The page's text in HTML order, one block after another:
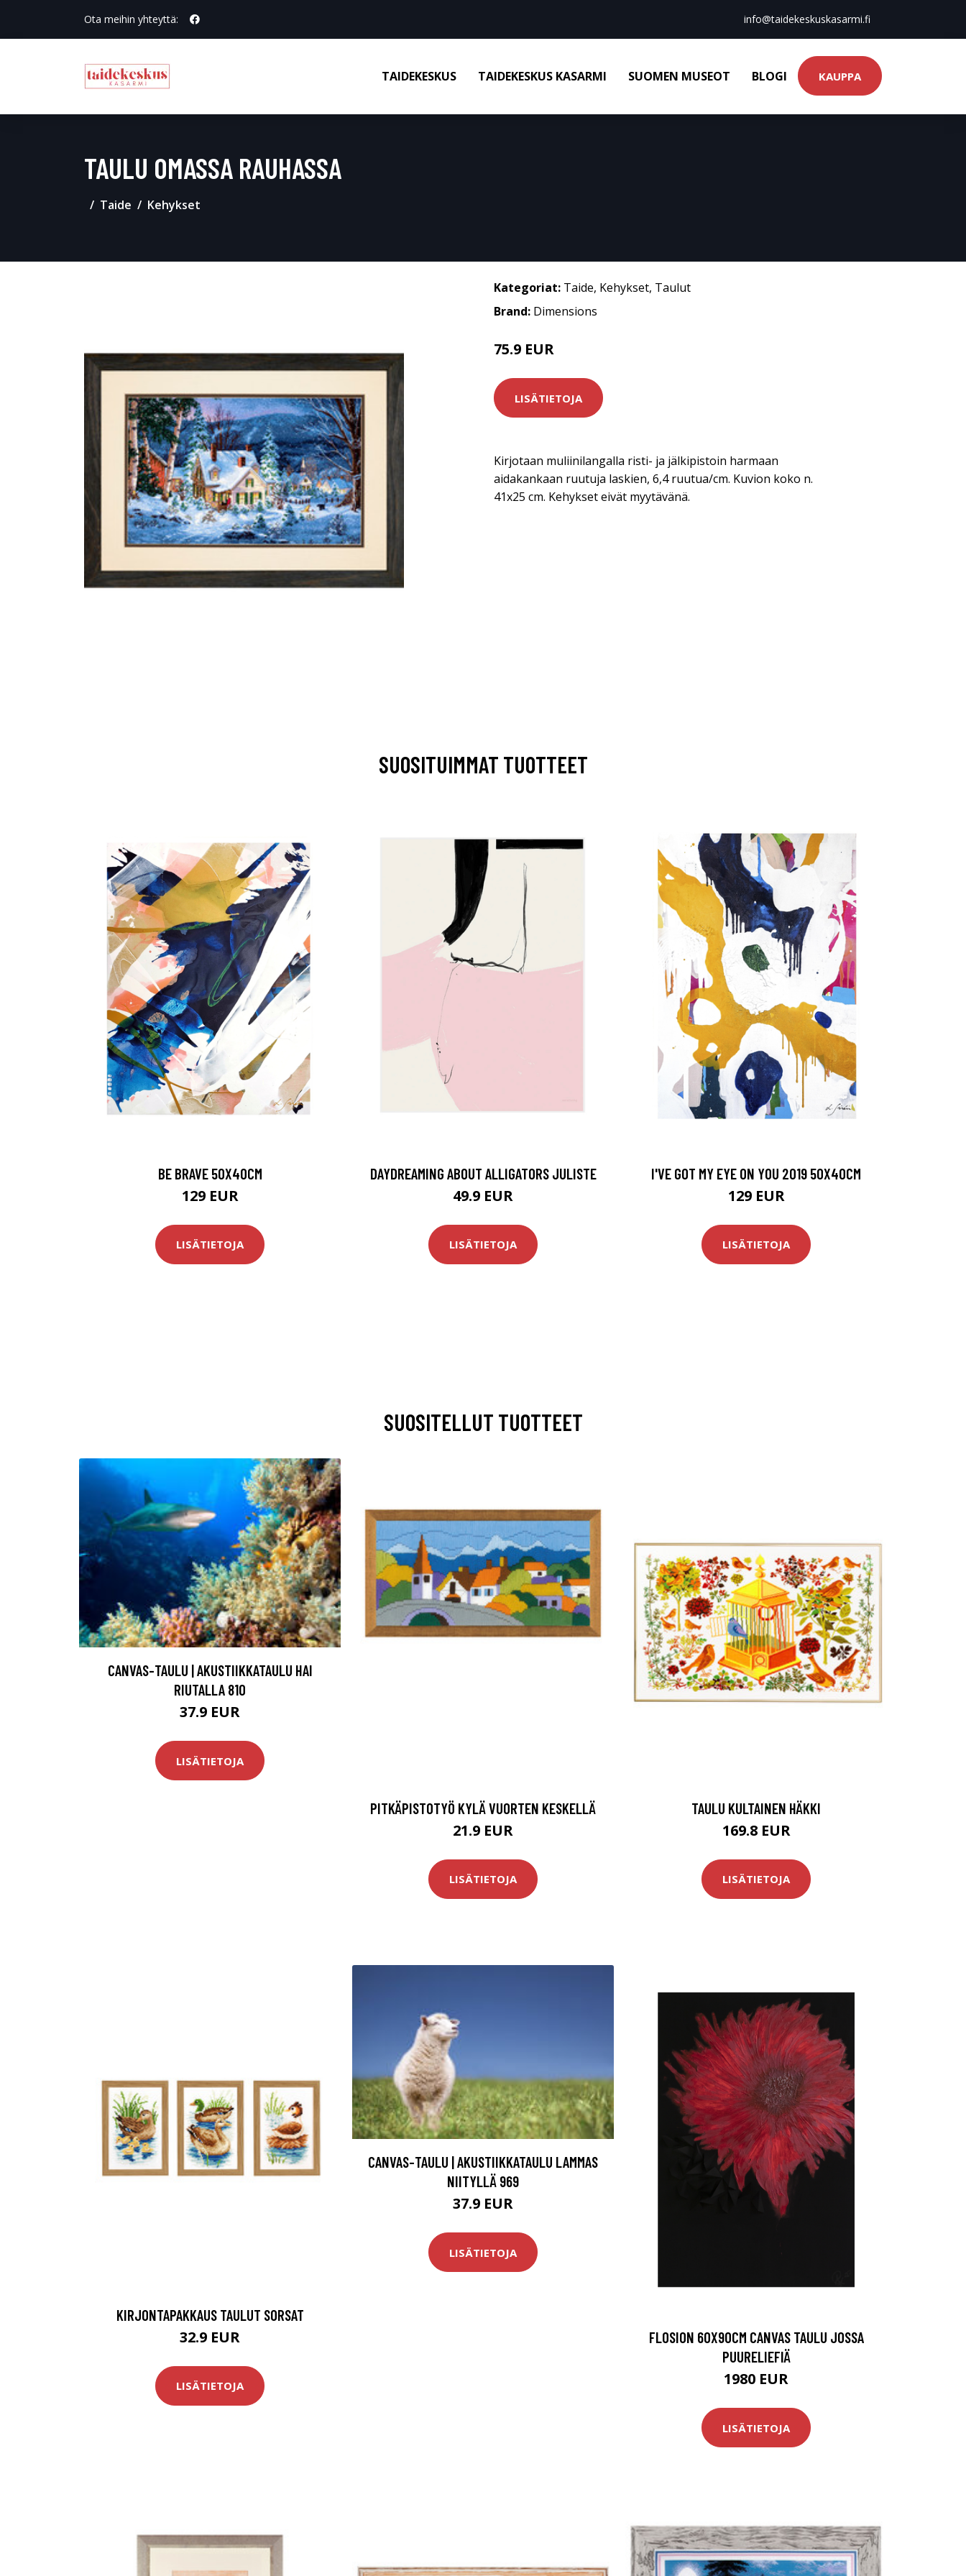
Ota meihin yhteyttä: info@taidekeskuskasarmi.fi
TAIDEKESKUS TAIDEKESKUS KASARMI SUOMEN MUSEOT BLOGI KAUPPA
TAULU OMASSA RAUHASSA
Taide Kehykset
Kategoriat: Taide, Kehykset, Taulut
Brand: Dimensions
75.9 EUR
LISÄTIETOJA
Kirjotaan muliinilangalla risti- ja jälkipistoin harmaan
aidakankaan ruutuja laskien, 6,4 ruutua/cm. Kuvion koko n.
41x25 cm. Kehykset eivät myytävänä.
SUOSITUIMMAT TUOTTEET
BE BRAVE 50X40CM
129 EUR
LISÄTIETOJA
DAYDREAMING ABOUT ALLIGATORS JULISTE
49.9 EUR
LISÄTIETOJA
I'VE GOT MY EYE ON YOU 2019 50X40CM
129 EUR
LISÄTIETOJA
SUOSITELLUT TUOTTEET
CANVAS-TAULU | AKUSTIIKKATAULU HAI
RIUTALLA 810
37.9 EUR
LISÄTIETOJA
PITKÄPISTOTYÖ KYLÄ VUORTEN KESKELLÄ
21.9 EUR
LISÄTIETOJA
TAULU KULTAINEN HÄKKI
169.8 EUR
LISÄTIETOJA
KIRJONTAPAKKAUS TAULUT SORSAT
32.9 EUR
LISÄTIETOJA
CANVAS-TAULU | AKUSTIIKKATAULU LAMMAS
NIITYLLÄ 969
37.9 EUR
LISÄTIETOJA
FLOSION 60X90CM CANVAS TAULU JOSSA
PUURELIEFIÄ
1980 EUR
LISÄTIETOJA